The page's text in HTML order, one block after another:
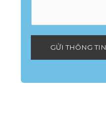
*
a
GỬI THÔNG TIN